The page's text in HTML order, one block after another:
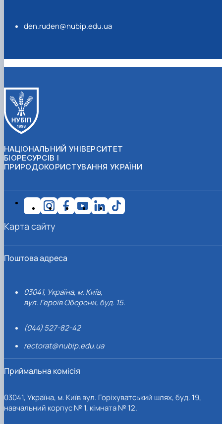
den.ruden@nubip.edu.ua
НАЦІОНАЛЬНИЙ УНІВЕРСИТЕТ
БІОРЕСУРСІВ І
ПРИРОДОКОРИСТУВАННЯ УКРАЇНИ
Поштова адреса
03041, Україна, м. Київ,
вул. Героїв Оборони, буд. 15.
(044) 527-82-42
rectorat@nubip.edu.ua
Приймальна комісія
03041, Україна, м. Київ вул. Горіхуватський шлях, буд. 19,
навчальний корпус № 1, кімната № 12.
Карта сайту